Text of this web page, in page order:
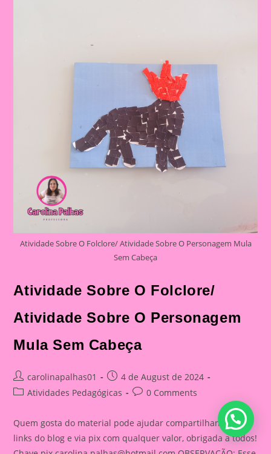
Com
Personagem
Atividade Sobre O Folclore/ Atividade Sobre O Personagem Mula
Sem Cabeça
Atividade Sobre O Folclore/
Atividade Sobre O Personagem
Mula Sem Cabeça
Post
author:
carolinapalhas01
Post
published:
4 de August de 2024
PostAtividades Pedagógicas
Post0 Comments
Quem gosta do material pode ajudar compartilhando os
links do blog e via pix com qualquer valor, obrigada a todos!